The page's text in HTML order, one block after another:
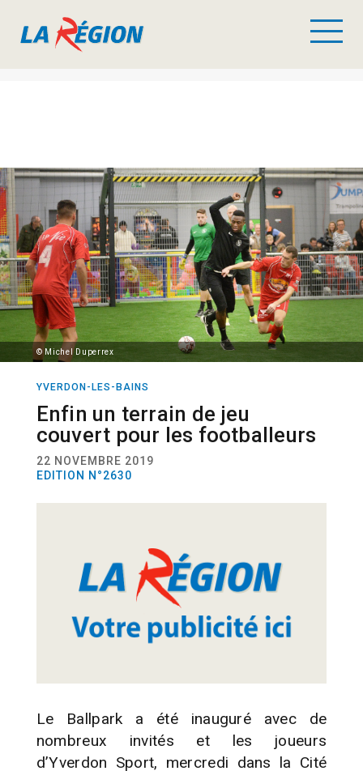
© Michel Duperrex
YVERDON-LES-BAINS
Enfin un terrain de jeu
couvert pour les footballeurs
22 NOVEMBRE 2019
EDITION N°2630
Le Ballpark a été inauguré avec de
nombreux invités et les joueurs
d’Yverdon Sport, mercredi dans la Cité